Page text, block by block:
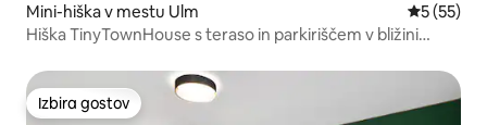
Mini-hiška v mestu Ulm
5 (55)
Hiška TinyTownHouse s teraso in parkiriščem v bližini
Izbira gostov
Izbira gostov